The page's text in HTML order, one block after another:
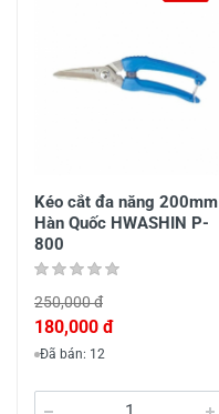
Kéo cắt đa năng 200mm
Hàn Quốc HWASHIN P-
800
250,000 đ
180,000 đ
Đã bán: 12